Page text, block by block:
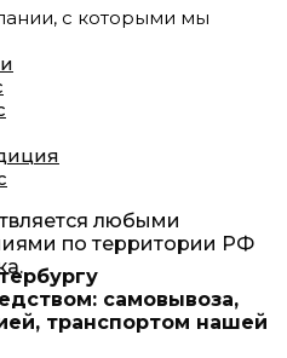
с которыми мы
любыми
по территории РФ
самовывоза,
транспортом нашей